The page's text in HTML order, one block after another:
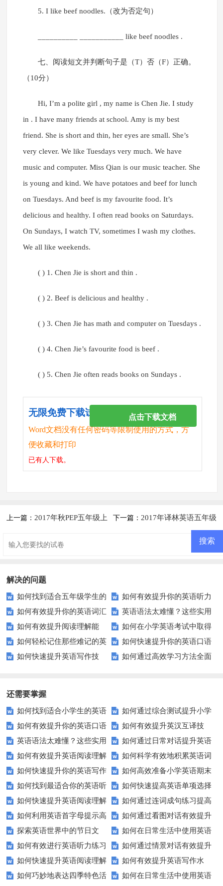
5. I like beef noodles.（改为否定句）
__________ ___________ like beef noodles .
七、阅读短文并判断句子是（T）否（F）正确。
（10分）
Hi, I’m a polite girl , my name is Chen Jie. I study
in . I have many friends at school. Amy is my best
friend. She is short and thin, her eyes are small. She’s
very clever. We like Tuesdays very much. We have
music and computer. Miss Qian is our music teacher. She
is young and kind. We have potatoes and beef for lunch
on Tuesdays. And beef is my favourite food. It’s
delicious and healthy. I often read books on Saturdays.
On Sundays, I watch TV, sometimes I wash my clothes.
We all like weekends.
( ) 1. Chen Jie is short and thin .
( ) 2. Beef is delicious and healthy .
( ) 3. Chen Jie has math and computer on Tuesdays .
( ) 4. Chen Jie’s favourite food is beef .
( ) 5. Chen Jie often reads books on Sundays .
无限免费下载试卷
Word文档没有任何密码等限制使用的方式，方
便收藏和打印
已有人下载。
点击下载文档
上一篇： 2017年秋PEP五年级上 下一篇： 2017年译林英语五年级
解决的问题
如何找到适合五年级学生的
高质量英语试卷？
如何有效提升你的英语听力
理解能力？试试这些技巧！
如何有效提升你的英语词汇
量？这里有你不知道的秘密！
英语语法太难懂？这些实用
技巧让你轻松掌握！
如何有效提升阅读理解能
力？这里有你需要的所有技巧！
如何在小学英语考试中取得
高分？这些技巧你必须知道！
如何轻松记住那些难记的英
语单词？——探索提高英语单词
如何快速提升你的英语口语
表达？
如何快速提升英语写作技
如何通过高效学习方法全面
还需要掌握
如何找到适合小学生的英语
听力练习资源？
如何通过综合测试提升小学
生英语听说读写技能？
如何有效提升你的英语口语
表达能力？这5个技巧让你说一
口流利英语！
如何有效提升英汉互译技
巧？这些方法让你翻译更精准！
英语语法太难懂？这些实用
技巧让你轻松掌握！
如何通过日常对话提升英语
口语能力？试试这5个方法！
如何有效提升英语阅读理解
能力？这些技巧让你事半功倍！
如何科学有效地积累英语词
汇？
如何快速提升你的英语写作
技巧？这些建议助你一臂之力
如何高效准备小学英语期末
评估？这些技巧助你轻松过关！
如何找到最适合你的英语听
力测试？
如何快速提高英语单项选择
题的得分？
如何快速提升英语阅读理解
能力？这些技巧你必须知道！
如何通过连词成句练习提高
英语水平？
如何利用英语首字母提示高
效完成填空题？
如何通过看图对话有效提升
英语口语水平？
探索英语世界中的节日文
化：您知道这些传统吗？
如何在日常生活中使用英语
进行有效沟通？——实用英语口
语技巧
如何有效进行英语听力练习
以快速提升？
如何通过情景对话有效提升
英语口语水平？
如何快速提升英语阅读理解
能力？这些技巧你必须知道！
如何有效提升英语写作水
平？这里有五个实用建议！
如何巧妙地表达四季特色活
如何在日常生活中使用英语